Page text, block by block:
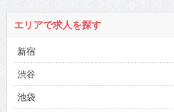
エリアで求人を探す
新宿
渋谷
池袋